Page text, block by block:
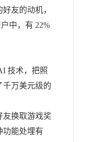
友的动机，
中，有 22%
技术，把照
千万美元级的
友换取游戏奖
功能处埋有